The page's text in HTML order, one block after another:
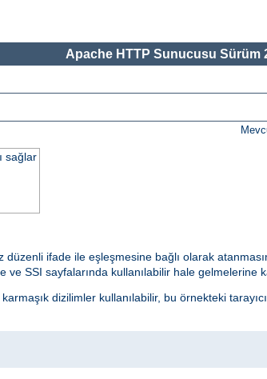
Apache HTTP Sunucusu Sürüm
sağlar
ifade ile eşleşmesine bağlı olarak
SSI sayfalarında kullanılabilir hale gelmelerine
dizilimler kullanılabilir, bu örnekteki